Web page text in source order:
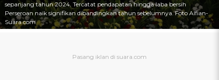
sepanjang tahun 2024. Tercatat pendapatan hingga laba bersih
Perseroan naik signifikan dibandingkan tahun sebelumnya. Foto Alfian-
Suara.com